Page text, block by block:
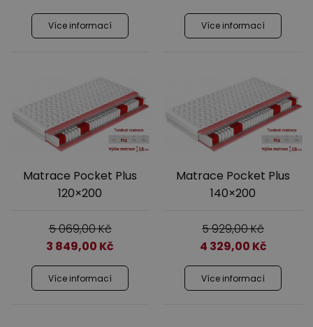
Výprodej
Více informací Více informací
Matrace Pocket Plus
120×200
5 069,00Kč
3 849,00 Kč
Více informací
Matrace Pocket Plus
140×200
5 929,00Kč
4 329,00 Kč
Více informací